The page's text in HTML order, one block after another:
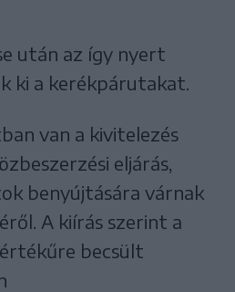
után az így nyert
ki a kerékpárutakat.
van a kivitelezés
eljárás,
benyújtására várnak
A kiírás szerint a
értékűre becsült